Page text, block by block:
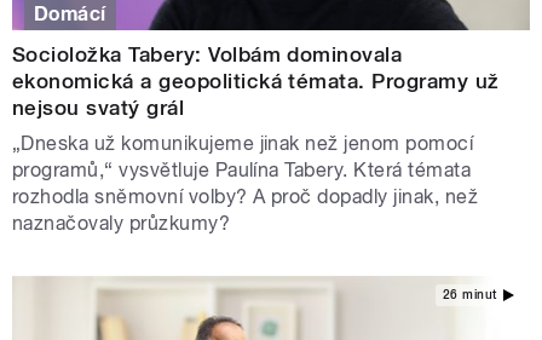
Domácí
Socioložka Tabery: Volbám dominovala
ekonomická a geopolitická témata. Programy už
nejsou svatý grál
„Dneska už komunikujeme jinak než jenom pomocí
programů,“ vysvětluje Paulína Tabery. Která témata
rozhodla sněmovní volby? A proč dopadly jinak, než
naznačovaly průzkumy?
26 minut